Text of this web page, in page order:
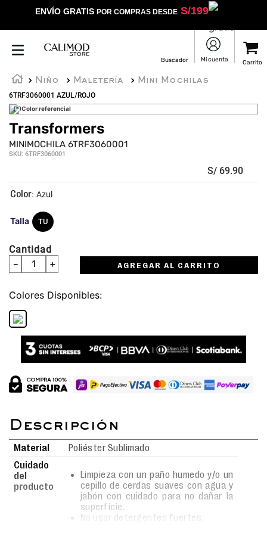
ENVÍO GRATIS POR COMPRAS DESDES/199
Niño Maletería
Mini Mochilas
6TRF3060001 AZUL/ROJO
(*)Color referencial
Transformers
MINIMOCHILA 6TRF3060001
SKU: 6TRF3060001
S/ 69.90
Talla TU
: Azul
Cantidad
＋
－ AGREGAR AL CARRITO
Colores
Material
Poliéster Sublimado
Cuidado
del
producto
Limpieza con un paño humedo y/o un
cepillo de cerdas suaves con agua y
jabón con cuidado para no dañar la
superficie.
No usar detergentes fuertes.